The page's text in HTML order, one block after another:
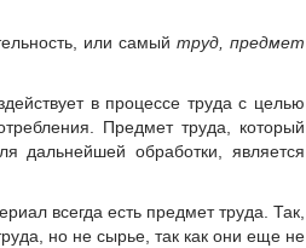
или самый труд, предмет
в процессе труда с целью
Предмет труда, который
дальнейшей обработки, является
всегда есть предмет труда. Так,
но не сырье, так как они еще не